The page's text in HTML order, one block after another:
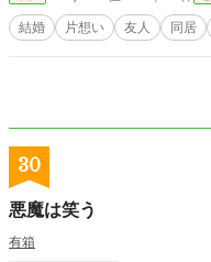
結婚 片想い 友人 同居
30
悪魔は笑う
有箱